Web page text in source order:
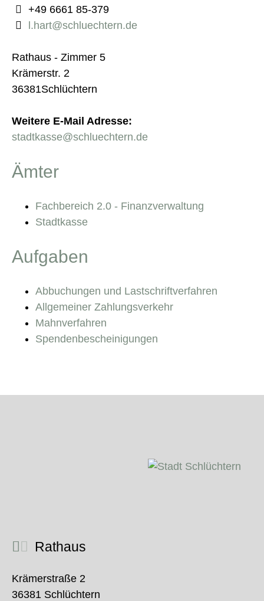
+49 6661 85-379
l.hart@schluechtern.de
Rathaus - Zimmer 5
Krämerstr. 2
36381Schlüchtern
Weitere E-Mail Adresse:
stadtkasse@schluechtern.de
Ämter
Fachbereich 2.0 - Finanzverwaltung
Stadtkasse
Aufgaben
Abbuchungen und Lastschriftverfahren
Allgemeiner Zahlungsverkehr
Mahnverfahren
Spendenbescheinigungen
Rathaus
Krämerstraße 2
36381 Schlüchtern